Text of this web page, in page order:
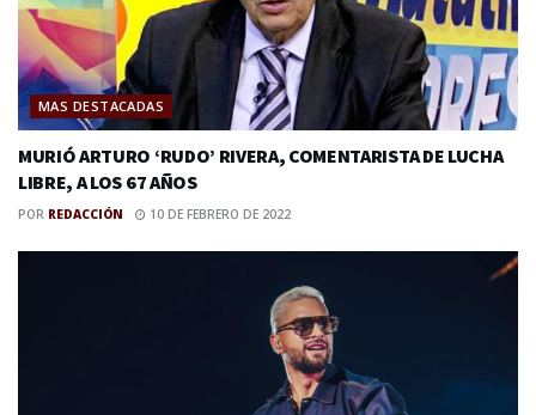
MAS DESTACADAS
MURIÓ ARTURO ‘RUDO’ RIVERA, COMENTARISTA DE LUCHA
LIBRE, A LOS 67 AÑOS
POR REDACCIÓN 10 DE FEBRERO DE 2022